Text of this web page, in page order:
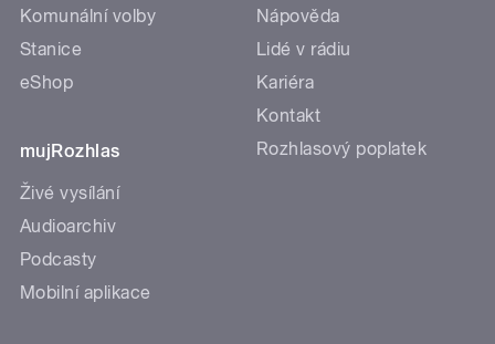
Komunální volby
Stanice
eShop
mujRozhlas
Živé vysílání
Audioarchiv
Podcasty
Mobilní aplikace
Nápověda
Lidé v rádiu
Kariéra
Kontakt
Rozhlasový poplatek